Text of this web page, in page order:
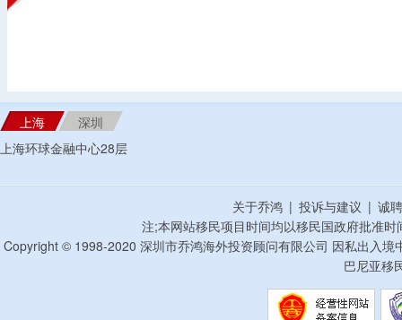
上海
深圳
上海环球金融中心28层
关于乔鸿 | 投诉与建议 | 诚
注;本网站移民项目时间均以移民国政府批准
Copyright © 1998-2020 深圳市乔鸿海外投资顾问有限公司 因私出入
巴尼亚移